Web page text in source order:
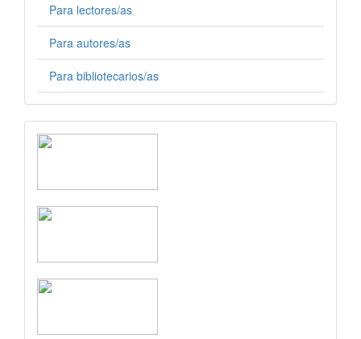
Para lectores/as
Para autores/as
Para bibliotecarios/as